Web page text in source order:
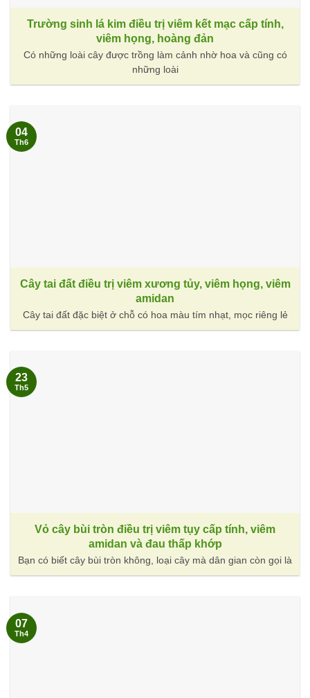
Trường sinh lá kim điều trị viêm kết mạc cấp tính,
viêm họng, hoàng đản
Có những loài cây được trồng làm cảnh nhờ hoa và cũng có
những loài
Cây tai đất điều trị viêm xương tủy, viêm họng, viêm
amidan
Cây tai đất đặc biệt ở chỗ có hoa màu tím nhạt, mọc riêng lẻ
04
Th6
Vỏ cây bùi tròn điều trị viêm tụy cấp tính, viêm
amidan và đau thấp khớp
Bạn có biết cây bùi tròn không, loại cây mà dân gian còn gọi là
23
Th5
07
Th4